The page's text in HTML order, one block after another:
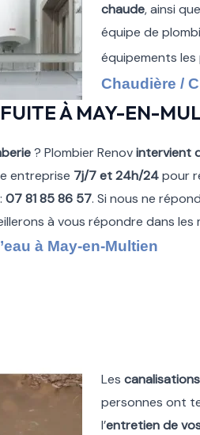
chaude, ainsi
équipe de
équipements
Chaudière /
À MAY-EN-
? Plombier Renovintervient
entreprise 7j/7 et 24h/24pour
07 81 85 86 57. Si nous ne
à vous répondre dans les
à May-en-Multien
Les canalisations
personnes ont
l’entretien de